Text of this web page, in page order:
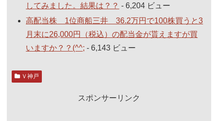
してみました。結果は？？ - 6,204 ビュー
高配当株 1位商船三井 36.2万円で100株買うと3
月末に26,000円（税込）の配当金が貰えますが買
いますか？？(^^; - 6,143 ビュー
Ｖ神戸
スポンサーリンク